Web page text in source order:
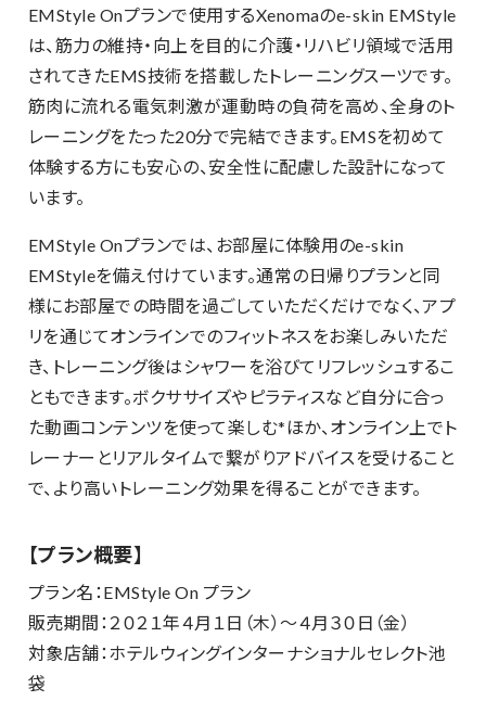
EMStyle Onプランで使用するXenomaのe-skin EMStyle
は、筋力の維持・向上を目的に介護・リハビリ領域で活用
されてきたEMS技術を搭載したトレーニングスーツです。
筋肉に流れる電気刺激が運動時の負荷を高め、全身のト
レーニングをたった20分で完結できます。EMSを初めて
体験する方にも安心の、安全性に配慮した設計になって
います。
EMStyle Onプランでは、お部屋に体験用のe-skin
EMStyleを備え付けています。通常の日帰りプランと同
様にお部屋での時間を過ごしていただくだけでなく、アプ
リを通じてオンラインでのフィットネスをお楽しみいただ
き、トレーニング後はシャワーを浴びてリフレッシュするこ
ともできます。ボクササイズやピラティスなど自分に合っ
た動画コンテンツを使って楽しむ*ほか、オンライン上でト
レーナーとリアルタイムで繋がりアドバイスを受けること
で、より高いトレーニング効果を得ることができます。
【プラン概要】
プラン名：EMStyle On プラン
販売期間：２０２１年４月１日（木）～４月３０日（金）
対象店舗：ホテルウィングインターナショナルセレクト池
袋